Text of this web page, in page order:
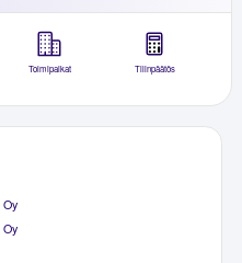
Toimipaikat Tilinpäätös
Oy
Oy